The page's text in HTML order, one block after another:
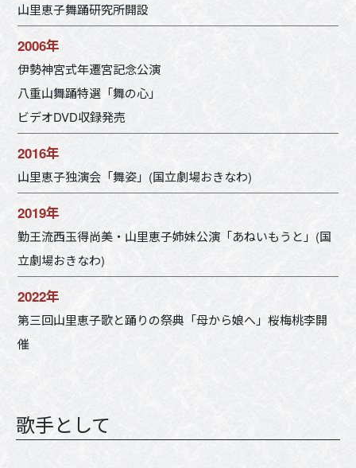
山里恵子舞踊研究所開設
2006年
伊勢神宮式年遷宮記念公演
八重山舞踊特選「舞の心」
ビデオDVD収録発売
2016年
山里恵子独演会「舞姿」(国立劇場おきなわ)
2019年
勤王流西玉得尚美・山里恵子姉妹公演「あねいもうと」(国
立劇場おきなわ)
2022年
第三回山里恵子歌と踊りの祭典「母から娘へ」桜梅桃李開
催
歌手として